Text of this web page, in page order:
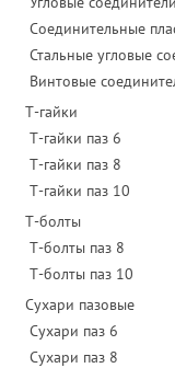
Соединительные
Стальные угловые
Винтовые
Т-гайки
Т-гайки паз 6
Т-гайки паз 8
Т-гайки паз 10
Т-болты
Т-болты паз 8
Т-болты паз 10
Сухари пазовые
Сухари паз 6
Сухари паз 8